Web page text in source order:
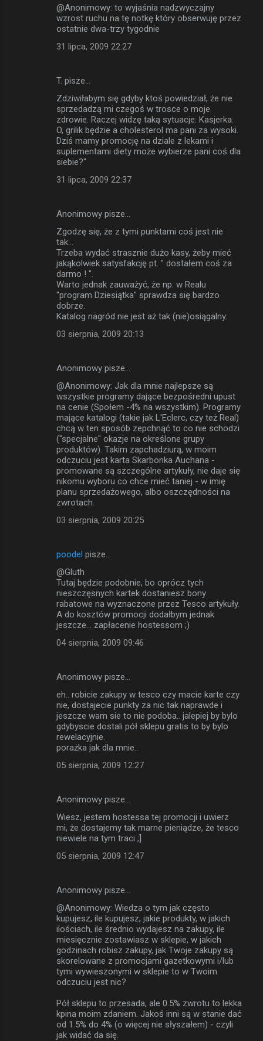
@Anonimowy: to wyjaśnia nadzwyczajny
wzrost ruchu na tę notkę który obserwuję przez
ostatnie dwa-trzy tygodnie
31 lipca, 2009 22:27
T. pisze…
Zdziwiłabym się gdyby ktoś powiedział, że nie
sprzedadzą mi czegoś w trosce o moje
zdrowie. Raczej widzę taką sytuacje: Kasjerka:
O, grilik będzie a cholesterol ma pani za wysoki.
Dziś mamy promocję na dziale z lekami i
suplementami diety może wybierze pani coś dla
siebie?"
31 lipca, 2009 22:37
Anonimowy pisze…
Zgodzę się, że z tymi punktami coś jest nie
tak...
Trzeba wydać strasznie dużo kasy, żeby mieć
jakąkolwiek satysfakcję pt. " dostałem coś za
darmo ! ".
Warto jednak zauważyć, że np. w Realu
"program Dziesiątka" sprawdza się bardzo
dobrze.
Katalog nagród nie jest aż tak (nie)osiągalny.
03 sierpnia, 2009 20:13
Anonimowy pisze…
@Anonimowy: Jak dla mnie najlepsze są
wszystkie programy dające bezpośredni upust
na cenie (Społem -4% na wszystkim). Programy
mające katalogi (takie jak L'Eclerc, czy też Real)
chcą w ten sposób zepchnąć to co nie schodzi
("specjalne" okazje na określone grupy
produktów). Takim zapchadziurą, w moim
odczuciu jest karta Skarbonka Auchana -
promowane są szczególne artykuły, nie daje się
nikomu wyboru co chce mieć taniej - w imię
planu sprzedażowego, albo oszczędności na
zwrotach.
03 sierpnia, 2009 20:25
poodel pisze…
@Gluth
Tutaj będzie podobnie, bo oprócz tych
nieszczęsnych kartek dostaniesz bony
rabatowe na wyznaczone przez Tesco artykuły.
A do kosztów promocji dodałbym jednak
jeszcze... zapłacenie hostessom ;)
04 sierpnia, 2009 09:46
Anonimowy pisze…
eh.. robicie zakupy w tesco czy macie karte czy
nie, dostajecie punkty za nic tak naprawde i
jeszcze wam sie to nie podoba.. jalepiej by bylo
gdybyscie dostali pół sklepu gratis to by bylo
rewelacyjnie.
porażka jak dla mnie..
05 sierpnia, 2009 12:27
Anonimowy pisze…
Wiesz, jestem hostessa tej promocji i uwierz
mi, że dostajemy tak marne pieniądze, że tesco
niewiele na tym traci ;]
05 sierpnia, 2009 12:47
Anonimowy pisze…
@Anonimowy: Wiedza o tym jak często
kupujesz, ile kupujesz, jakie produkty, w jakich
ilościach, ile średnio wydajesz na zakupy, ile
miesięcznie zostawiasz w sklepie, w jakich
godzinach robisz zakupy, jak Twoje zakupy są
skorelowane z promocjami gazetkowymi i/lub
tymi wywieszonymi w sklepie to w Twoim
odczuciu jest nic?
Pół sklepu to przesada, ale 0.5% zwrotu to lekka
kpina moim zdaniem. Jakoś inni są w stanie dać
od 1.5% do 4% (o więcej nie słyszałem) - czyli
jak widać da się.